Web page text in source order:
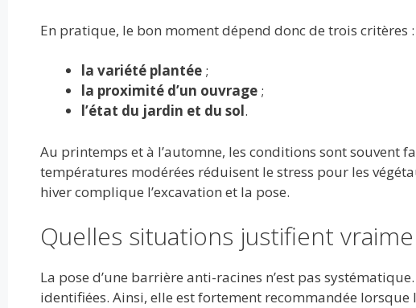
En pratique, le bon moment dépend donc de trois critères :
la variété plantée;
la proximité d’un ouvrage;
l’état du jardin et du sol.
Au printemps et à l’automne, les conditions sont souvent
températures modérées réduisent le stress pour les
hiver complique l’excavation et la pose.
Quelles situations justifient
La pose d’une barrière anti-racines n’est pas
identifiées. Ainsi, elle est fortement recommandée lorsque